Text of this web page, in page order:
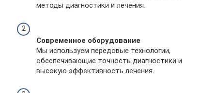
методы диагностики и лечения.
Современное оборудование
Мы используем передовые технологии,
обеспечивающие точность диагностики и
высокую эффективность лечения.